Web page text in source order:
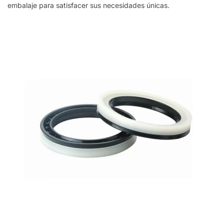
embalaje para satisfacer sus necesidades únicas.